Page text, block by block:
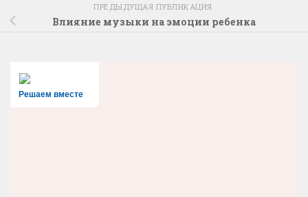
ПРЕДЫДУЩАЯ ПУБЛИКАЦИЯ
Влияние музыки на эмоции ребенка
Решаем вместе